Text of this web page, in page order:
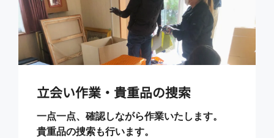
立会い作業・貴重品の捜索
一点一点、確認しながら作業いたします。
貴重品の捜索も行います。